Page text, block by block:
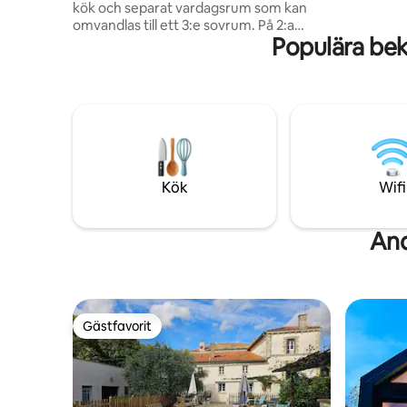
kök och separat vardagsrum som kan
omvandlas till ett 3:e sovrum. På 2:a
våningen, 2 sovrum (2 dubbelsängar och
futuroscope, etc. Du hittar alla
bekvämligheter i närheten (närbutik på
gatan, apotek, restauranger, butiker,
etc.) Sängkläder ingår
Populära
Kök Wifi
Gästfavorit
Gästfavorit